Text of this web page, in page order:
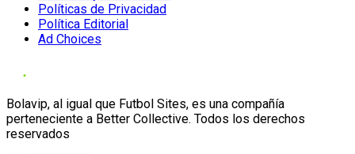
Políticas de Privacidad
Política Editorial
Ad Choices
Bolavip, al igual que Futbol Sites, es una compañía
perteneciente a Better Collective. Todos los derechos
reservados